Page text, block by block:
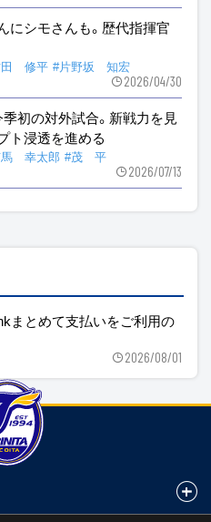
にシモさんも。歴代指揮官
田 修平 #片野坂 知宏
2026/04/30
季初の対外試合。新戦力を見
ト浸透を進める
馬 幸太郎 #茂 平
2026/07/13
まとめて支払いをご利用の
2026/08/01